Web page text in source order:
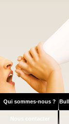
Qui sommes-nous ?
Nous contacter